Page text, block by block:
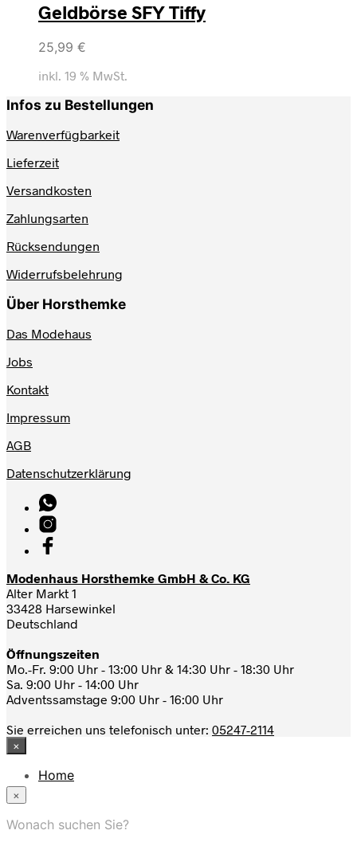
Geldbörse SFY Tiffy
25,99 €
inkl. 19 % MwSt.
Infos zu Bestellungen
Warenverfügbarkeit
Lieferzeit
Versandkosten
Zahlungsarten
Rücksendungen
Widerrufsbelehrung
Über Horsthemke
Das Modehaus
Jobs
Kontakt
Impressum
AGB
Datenschutzerklärung
Modenhaus Horsthemke GmbH & Co. KG
Alter Markt 1
33428 Harsewinkel
Deutschland
Öffnungszeiten
Mo.-Fr. 9:00 Uhr - 13:00 Uhr & 14:30 Uhr - 18:30 Uhr
Sa. 9:00 Uhr - 14:00 Uhr
Adventssamstage 9:00 Uhr - 16:00 Uhr
Sie erreichen uns telefonisch unter: 05247-2114
×
Home
App
×
Wonach suchen Sie?